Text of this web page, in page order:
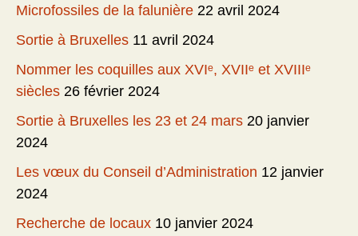
Microfossiles de la falunière 22 avril 2024
Sortie à Bruxelles 11 avril 2024
Nommer les coquilles aux XVIᵉ, XVIIᵉ et XVIIIᵉ
siècles 26 février 2024
Sortie à Bruxelles les 23 et 24 mars 20 janvier
2024
Les vœux du Conseil d’Administration 12 janvier
2024
Recherche de locaux 10 janvier 2024